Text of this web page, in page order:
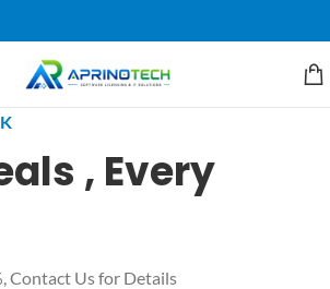
, Every
Contact Us for Details